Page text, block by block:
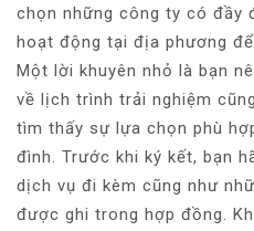
chọn những công ty có đầy
hoạt động tại địa phương
Một lời khuyên nhỏ là bạn
về lịch trình trải nghiệm
tìm thấy sự lựa chọn phù
đình. Trước khi ký kết, bạn
dịch vụ đi kèm cũng như
được ghi trong hợp đồng.